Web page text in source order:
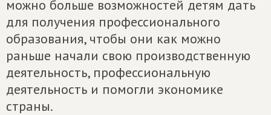
можно больше возможностей детям дать
для получения профессионального
образования, чтобы они как можно
раньше начали свою производственную
деятельность, профессиональную
деятельность и помогли экономике
страны.